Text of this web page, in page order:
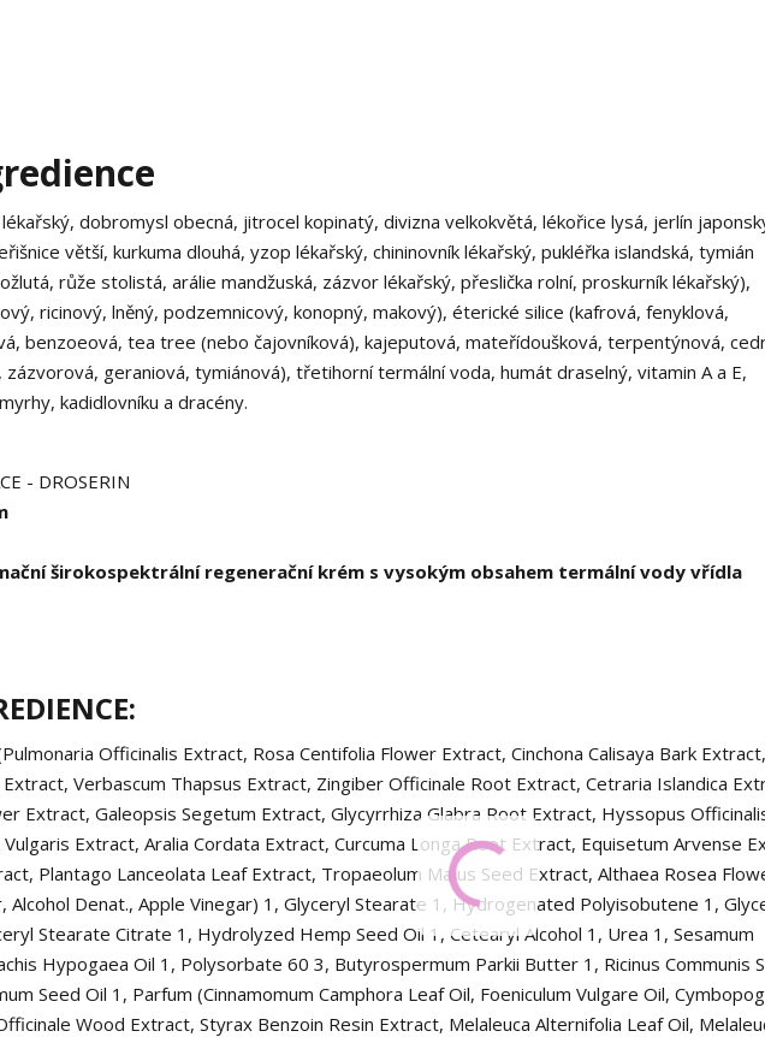
dobromysl obecná, jitrocel kopinatý, divizna velkokvětá, lékořice lysá, jerlín
větší, kurkuma dlouhá, yzop lékařský, chininovník lékařský, pukléřka islandská, tymián
růže stolistá, arálie mandžuská, zázvor lékařský, přeslička rolní, proskurník lékařský),
ricinový, lněný, podzemnicový, konopný, makový), éterické silice (kafrová, fenyklová,
benzoeová, tea tree (nebo čajovníková), kajeputová, mateřídoušková, terpentýnová,
geraniová, tymiánová), třetihorní termální voda, humát draselný, vitamin A a E,
kadidlovníku a dracény.
- DROSERIN
širokospektrální regenerační krém s vysokým obsahem termální vody vřídla
Officinalis Extract, Rosa Centifolia Flower Extract, Cinchona Calisaya Bark Extract,
Extract, Verbascum Thapsus Extract, Zingiber Officinale Root Extract, Cetraria Islandica
Extract, Galeopsis Segetum Extract, Glycyrrhiza Glabra Root Extract, Hyssopus
Extract, Aralia Cordata Extract, Curcuma Longa Root Extract, Equisetum Arvense
Plantago Lanceolata Leaf Extract, Tropaeolum Majus Seed Extract, Althaea Rosea
Denat., Apple Vinegar) 1 , Glyceryl Stearate 1 , Hydrogenated Polyisobutene 1 ,
Stearate Citrate 1 , Hydrolyzed Hemp Seed Oil 1 , Cetearyl Alcohol 1 , Urea 1 , Sesamum
Hypogaea Oil 1 , Polysorbate 60 3, Butyrospermum Parkii Butter 1 , Ricinus Communis
Seed Oil 1 , Parfum (Cinnamomum Camphora Leaf Oil, Foeniculum Vulgare Oil,
Wood Extract, Styrax Benzoin Resin Extract, Melaleuca Alternifolia Leaf Oil,